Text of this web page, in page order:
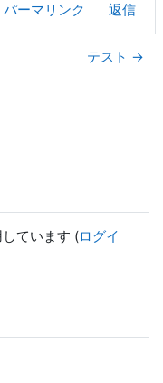
パーマリンク
返信
テスト →
ています (ログイ